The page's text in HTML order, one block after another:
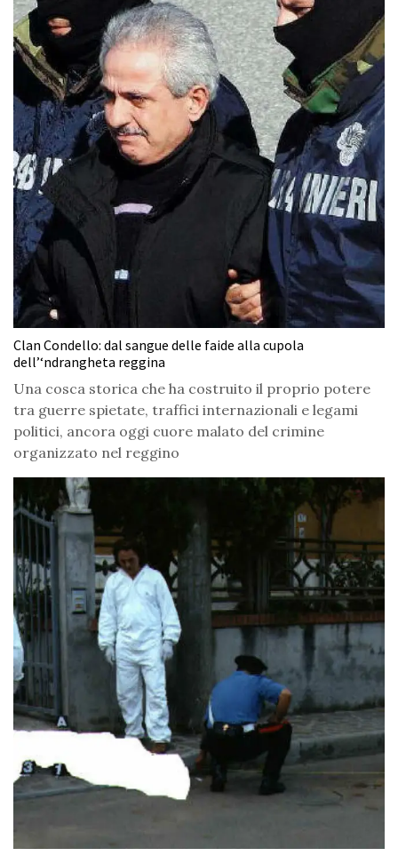
Clan Condello: dal sangue delle faide alla cupola
dell’‘ndrangheta reggina
Una cosca storica che ha costruito il proprio potere
tra guerre spietate, traffici internazionali e legami
politici, ancora oggi cuore malato del crimine
organizzato nel reggino